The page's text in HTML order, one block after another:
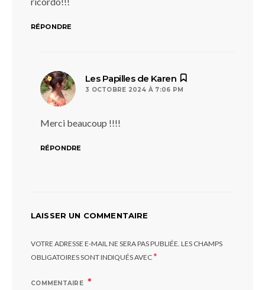
RÉPONDRE
Les Papilles de Karen
3 OCTOBRE 2024 À 7:06 PM
Merci beaucoup !!!!
RÉPONDRE
LAISSER UN COMMENTAIRE
VOTRE ADRESSE E-MAIL NE SERA PAS PUBLIÉE. LES CHAMPS
OBLIGATOIRES SONT INDIQUÉS AVEC*
COMMENTAIRE